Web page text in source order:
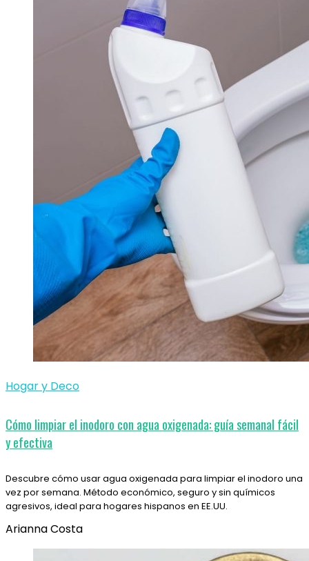
Hogar y Deco
Cómo limpiar el inodoro con agua oxigenada: guía semanal fácil
y efectiva
Descubre cómo usar agua oxigenada para limpiar el inodoro una
vez por semana. Método económico, seguro y sin químicos
agresivos, ideal para hogares hispanos en EE.UU.
Arianna Costa